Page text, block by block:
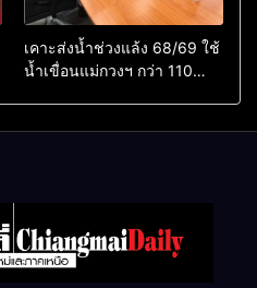
เคาะส่งน้ำช่วงแล้ง 68/69 ใช้
น้ำเขื่อนแม่กวงฯ กว่า 110